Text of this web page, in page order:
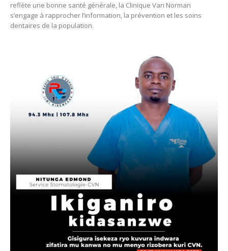
reflète une bonne santé générale, la Clinique Van Norman
s’engage à rapprocher l’information, la prévention et les soins
dentaires de la population.